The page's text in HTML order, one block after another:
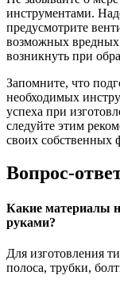
инструментами.
предусмотрите
возможных вредных
возникнуть при
Запомните, что
необходимых
успеха при
следуйте этим
своих собственных
Вопрос-
Какие материалы
руками?
Для изготовления
полоса, трубки,